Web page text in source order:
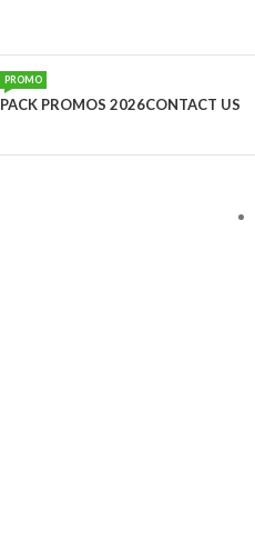
PACK PROMOS 2026
PROMO
CONTACT US